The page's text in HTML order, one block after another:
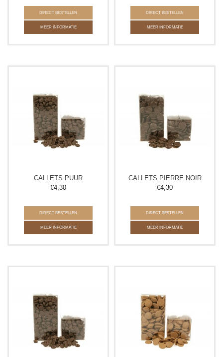
DIRECT BESTELLEN
MEER INFORMATIE
DIRECT BESTELLEN
MEER INFORMATIE
CALLETS PUUR
€4,30
DIRECT BESTELLEN
MEER INFORMATIE
CALLETS PIERRE NOIR
€4,30
DIRECT BESTELLEN
MEER INFORMATIE